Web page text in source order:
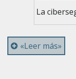
La
«Leer más»